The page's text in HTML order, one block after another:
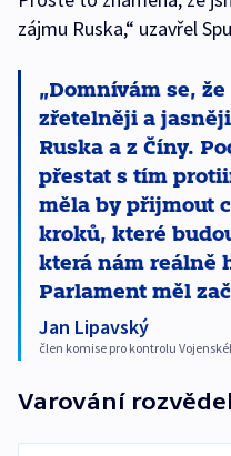
zájmu Ruska,“ uzavřel
Domnívám se,
zřetelněji a
Ruska a z Číny.
přestat s tím
měla by přijmout
kroků, které
která nám reálně
Parlament měl
Jan Lipavský
člen komise pro kontrolu
Varování